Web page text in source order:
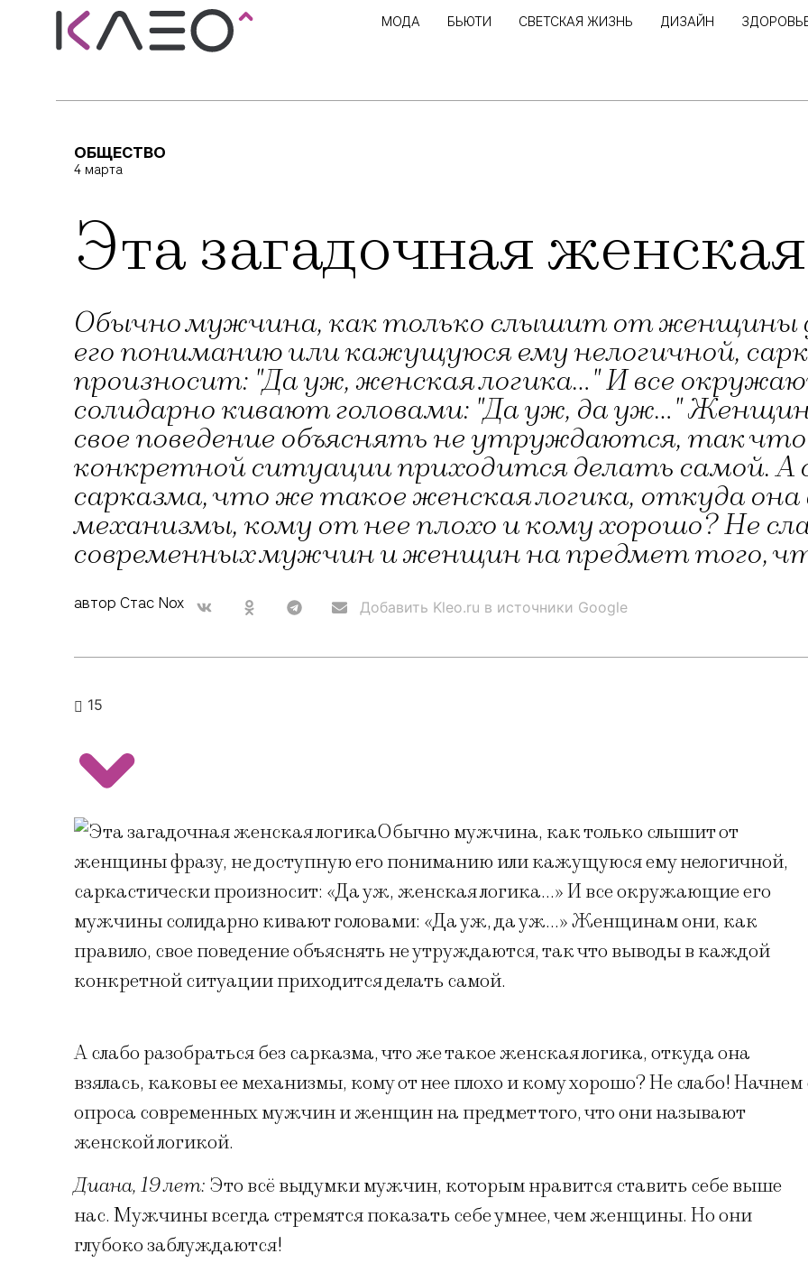
МОДА БЬЮТИ СВЕТСКАЯ ЖИЗНЬ ДИЗАЙН
ОБЩЕСТВО
4 марта
Эта загадочная
Обычно мужчина, как только слышит от женщины
его пониманию или кажущуюся ему нелогичной,
произносит: "Да уж, женская логика…" И все
солидарно кивают головами: "Да уж, да уж…"
свое поведение объяснять не утруждаются, так
конкретной ситуации приходится делать самой. А
сарказма, что же такое женская логика, откуда она
механизмы, кому от нее плохо и кому хорошо? Не
современных мужчин и женщин на предмет того,
автор Стас Nox Добавить Kleo.ru в источники Google
15
Обычно мужчина, как только слышит от
женщины фразу, не доступную его пониманию или кажущуюся ему нелогичной,
саркастически произносит: «Да уж, женская логика…» И все окружающие его
мужчины солидарно кивают головами: «Да уж, да уж…» Женщинам они, как
правило, свое поведение объяснять не утруждаются, так что выводы в каждой
конкретной ситуации приходится делать самой.
А слабо разобраться без сарказма, что же такое женская логика, откуда она
взялась, каковы ее механизмы, кому от нее плохо и кому хорошо? Не слабо! Начнем
опроса современных мужчин и женщин на предмет того, что они называют
женской логикой.
Диана, 19 лет: Это всё выдумки мужчин, которым нравится ставить себе выше
нас. Мужчины всегда стремятся показать себе умнее, чем женщины. Но они
глубоко заблуждаются!